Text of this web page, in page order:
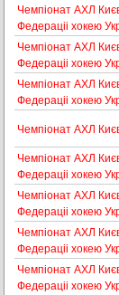
Чемпіонат АХЛ
Федераціі хокею
Чемпіонат АХЛ
Федераціі хокею
Чемпіонат АХЛ
Федераціі хокею
Чемпіонат АХЛ
Чемпіонат АХЛ
Федераціі хокею
Чемпіонат АХЛ
Федераціі хокею
Чемпіонат АХЛ
Федераціі хокею
Чемпіонат АХЛ
Федераціі хокею